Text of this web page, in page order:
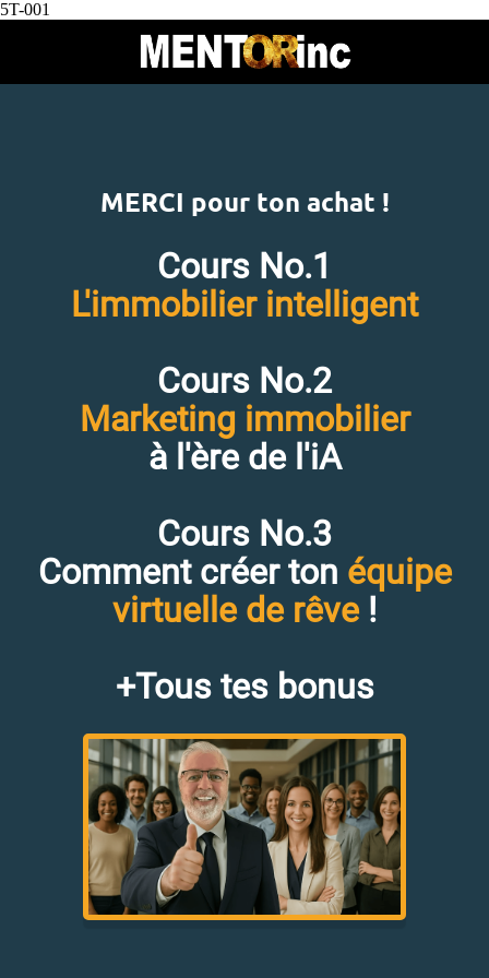
5T-001
MERCI pour ton achat !
Cours No.1
L'immobilier intelligent
Cours No.2
Marketing immobilier
à l'ère de l'iA
Cours No.3
Comment créer ton équipe
virtuelle de rêve !
+Tous tes bonus